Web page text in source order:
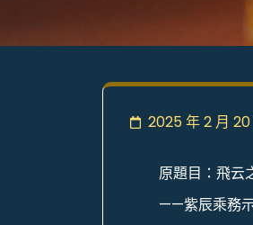
2025 年 2 月 20
原題目：飛云
——紫辰乘務示